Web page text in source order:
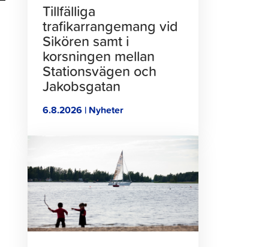
Tillfälliga
trafikarrangemang vid
Sikören samt i
korsningen mellan
Stationsvägen och
Jakobsgatan
6.8.2026 | Nyheter
att
läsa
artikeln